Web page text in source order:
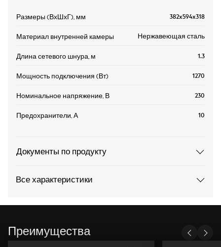
Размеры (ВхШхГ), мм 382x594x318
Материал внутренней камеры Нержавеющая сталь
Длина сетевого шнура, м 1.3
Мощность подключения (Вт) 1270
Номинальное напряжение, В 230
Предохранители, А 10
Документы по продукту
Все характеристики
Преимущества